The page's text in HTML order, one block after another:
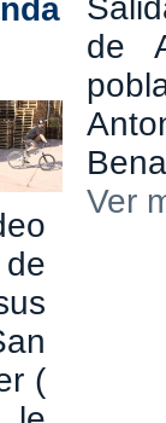
(
de
Ver